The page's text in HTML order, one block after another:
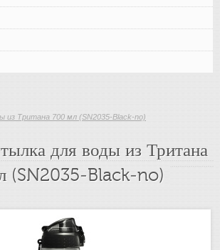
из Тритана 700 мл (SN2035-Black-no)
для воды из Тритана
(SN2035-Black-no)